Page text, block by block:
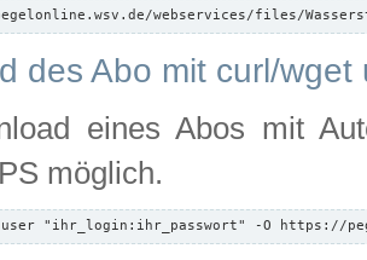
webservices/files/
des Abo mit curl/
eines Abos mit
möglich.
"ihr_login:ihr_passwort" -O https://